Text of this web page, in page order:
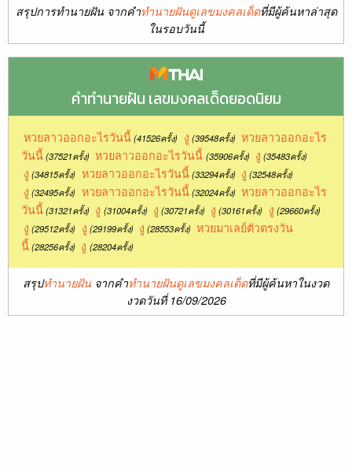
สรุปการทำนายฝัน จากคำทำนายฝันดูเลขมงคลเด็ดที่มีผู้ค้นหาล่าสุด
ในรอบวันนี้
คำทำนายฝัน เลขมงคลเด็ดยอดนิยม
หวยลาวออกอะไรวันนี้ (41526ครั้ง) งู (39548ครั้ง) หวยลาวออกอะไร
วันนี้(37521ครั้ง) หวยลาวออกอะไรวันนี้ (35906ครั้ง) งู (35483ครั้ง)
งู (34815ครั้ง) หวยลาวออกอะไรวันนี้ (33294ครั้ง) งู (32548ครั้ง)
งู (32495ครั้ง) หวยลาวออกอะไรวันนี้ (32024ครั้ง) หวยลาวออกอะไร
วันนี้(31321ครั้ง) งู (31004ครั้ง) งู (30721ครั้ง) งู (30161ครั้ง) งู (29660ครั้ง)
งู (29512ครั้ง) งู (29199ครั้ง) งู (28553ครั้ง) หวยมาเลย์ตัวตรงวัน
นี้(28256ครั้ง) งู (28204ครั้ง)
สรุปทำนายฝัน จากคำทำนายฝันดูเลขมงคลเด็ดที่มีผู้ค้นหาในงวด
งวดวันที่ 16/09/2026